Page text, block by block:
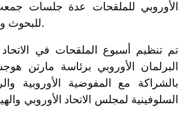
الأوروبي للملقحات عدة جلسات
للبحوث وإشراك المواطنين والتوعية.
تم تنظيم أسبوع الملقحات في
البرلمان الأوروبي برئاسة مارتن
السلوفينية لمجلس الاتحاد الأوروبي